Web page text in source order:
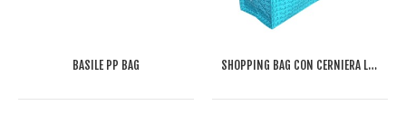
BASILE PP BAG SHOPPING BAG CON CERNIERA LIU-JO